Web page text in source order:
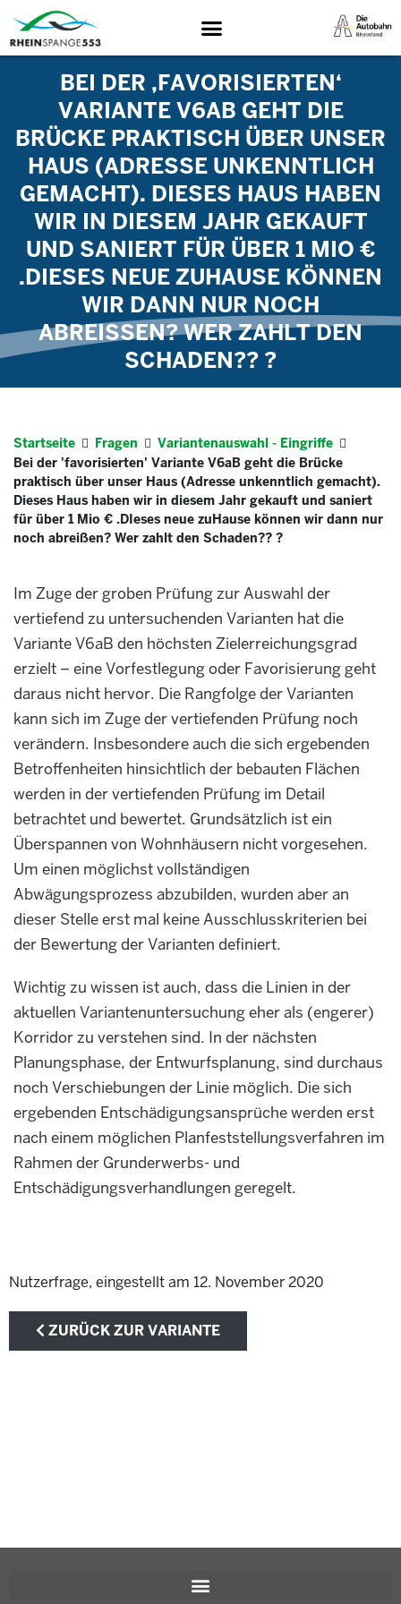
BEI DER ‚FAVORISIERTEN‘
VARIANTE V6AB GEHT DIE
BRÜCKE PRAKTISCH ÜBER UNSER
HAUS (ADRESSE UNKENNTLICH
GEMACHT). DIESES HAUS HABEN
WIR IN DIESEM JAHR GEKAUFT
UND SANIERT FÜR ÜBER 1 MIO €
.DIESES NEUE ZUHAUSE KÖNNEN
WIR DANN NUR NOCH
ABREISSEN? WER ZAHLT DEN S
CHADEN?? ?
Startseite Fragen
Variantenauswahl - Eingriffe
Bei der 'favorisierten' Variante V6aB geht die Brücke
praktisch über unser Haus (Adresse unkenntlich gemacht).
Dieses Haus haben wir in diesem Jahr gekauft und saniert
für über 1 Mio € .DIeses neue zuHause können wir dann nur
noch abreißen? Wer zahlt den Schaden?? ?
Im Zuge der groben Prüfung zur Auswahl der
vertiefend zu untersuchenden Varianten hat die
Variante V6aB den höchsten Zielerreichungsgrad
erzielt – eine Vorfestlegung oder Favorisierung geht
daraus nicht hervor. Die Rangfolge der Varianten
kann sich im Zuge der vertiefenden Prüfung noch
verändern. Insbesondere auch die sich ergebenden
Betroffenheiten hinsichtlich der bebauten Flächen
werden in der vertiefenden Prüfung im Detail
betrachtet und bewertet. Grundsätzlich ist ein
Überspannen von Wohnhäusern nicht vorgesehen.
Um einen möglichst vollständigen
Abwägungsprozess abzubilden, wurden aber an
dieser Stelle erst mal keine Ausschlusskriterien bei
der Bewertung der Varianten definiert.
Wichtig zu wissen ist auch, dass die Linien in der
aktuellen Variantenuntersuchung eher als (engerer)
Korridor zu verstehen sind. In der nächsten
Planungsphase, der Entwurfsplanung, sind durchaus
noch Verschiebungen der Linie möglich. Die sich
ergebenden Entschädigungsansprüche werden erst
nach einem möglichen Planfeststellungsverfahren im
Rahmen der Grunderwerbs- und
Entschädigungsverhandlungen geregelt.
Nutzerfrage, eingestellt am 12. November 2020
ZURÜCK ZUR VARIANTE